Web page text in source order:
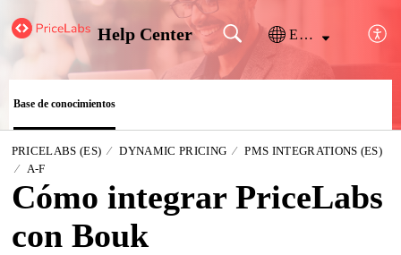
Help Center Español (España)
Base de conocimientos
PRICELABS (ES) DYNAMIC PRICING
PMS INTEGRATIONS (ES)
A-F
Cómo integrar PriceLabs
con Bouk